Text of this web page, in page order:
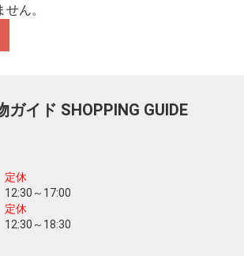
ん。
ガイド SHOPPING GUIDE
定休
12:30～17:00
定休
12:30～18:30